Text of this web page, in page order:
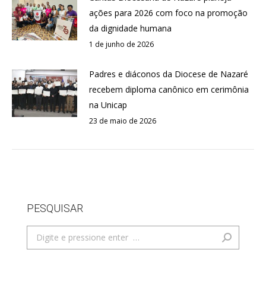
ações para 2026 com foco na promoção
da dignidade humana
1 de junho de 2026
Padres e diáconos da Diocese de Nazaré
recebem diploma canônico em cerimônia
na Unicap
23 de maio de 2026
PESQUISAR
Search: